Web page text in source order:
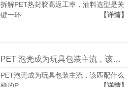
拆解PET热封胶高返工率，油料选型是关
键一环
【详情】
PET泡壳成为玩具包装主流，该匹配什么